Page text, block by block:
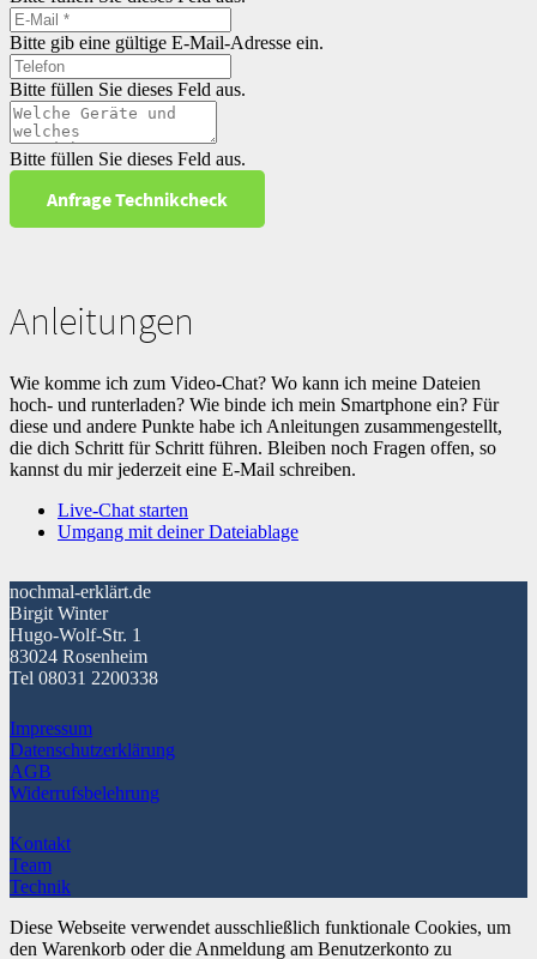
Bitte gib eine gültige E-Mail-Adresse ein.
Bitte füllen Sie dieses Feld aus.
Bitte füllen Sie dieses Feld aus.
Anfrage Technikcheck
Anleitungen
Wie komme ich zum Video-Chat? Wo kann ich meine Dateien
hoch- und runterladen? Wie binde ich mein Smartphone ein? Für
diese und andere Punkte habe ich Anleitungen zusammengestellt,
die dich Schritt für Schritt führen. Bleiben noch Fragen offen, so
kannst du mir jederzeit eine E-Mail schreiben.
Live-Chat starten
Umgang mit deiner Dateiablage
nochmal-erklärt.de
Birgit Winter
Hugo-Wolf-Str. 1
83024 Rosenheim
Tel 08031 2200338
Impressum
Datenschutzerklärung
AGB
Widerrufsbelehrung
Kontakt
Team
Technik
Diese Webseite verwendet ausschließlich funktionale Cookies, um
den Warenkorb oder die Anmeldung am Benutzerkonto zu